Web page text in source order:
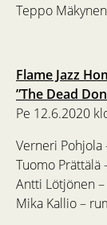
Teppo
Flame Jazz
”The Dead
Pe 12.6.2020
Verneri
Tuomo Prättälä
Antti Lötjönen –
Mika Kallio –